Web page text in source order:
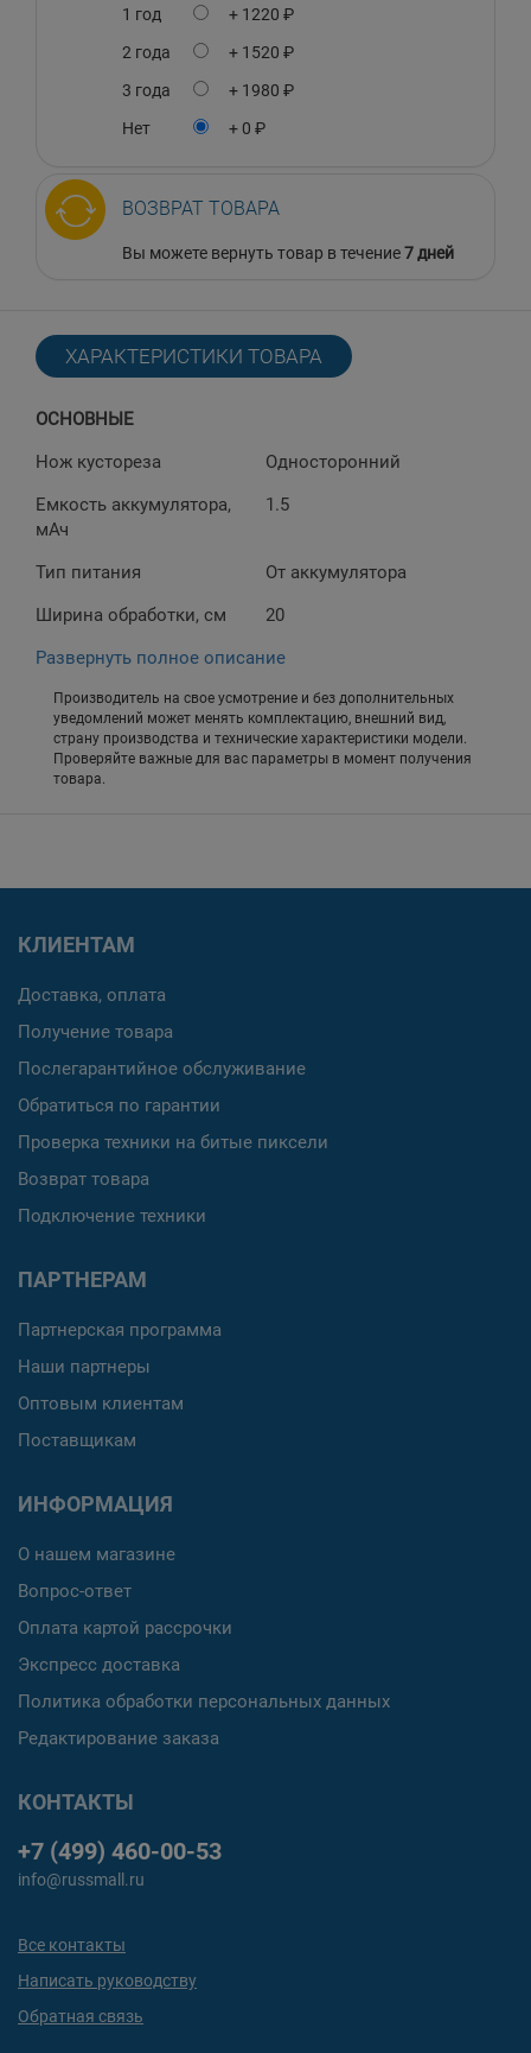
1 год
+ 1220 ₽
2 года
+ 1520 ₽
3 года
+ 1980 ₽
Нет
+ 0 ₽
ВОЗВРАТ ТОВАРА
Вы можете вернуть товар в течение7 дней
ХАРАКТЕРИСТИКИ ТОВАРА
ОСНОВНЫЕ
Нож кустореза
Односторонний
Емкость аккумулятора,
мАч
1.5
Тип питания
От аккумулятора
Ширина обработки, см
20
Развернуть полное описание
Производитель на свое усмотрение и без дополнительных
уведомлений может менять комплектацию, внешний вид,
страну производства и технические характеристики модели.
Проверяйте важные для вас параметры в момент получения
товара.
КЛИЕНТАМ
Доставка, оплата
Получение товара
Послегарантийное обслуживание
Обратиться по гарантии
Проверка техники на битые пиксели
Возврат товара
Подключение техники
ПАРТНЕРАМ
Партнерская программа
Наши партнеры
Оптовым клиентам
Поставщикам
ИНФОРМАЦИЯ
О нашем магазине
Вопрос-ответ
Оплата картой рассрочки
Экспресс доставка
Политика обработки персональных данных
Редактирование заказа
КОНТАКТЫ
+7 (499) 460-00-53
info@russmall.ru
Все контакты
Написать руководству
Обратная связь